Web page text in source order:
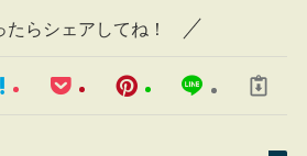
たらシェアしてね！